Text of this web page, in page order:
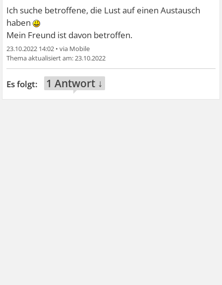
Ich suche betroffene, die Lust auf einen Austausch
haben
Mein Freund ist davon betroffen.
23.10.2022 14:02 •
23.10.2022
1 Antwort ↓